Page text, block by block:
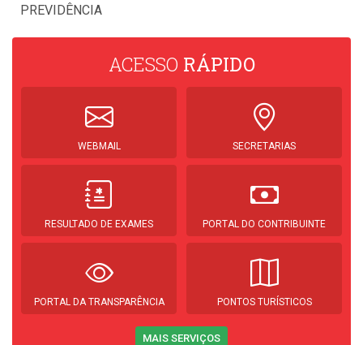
PREVIDÊNCIA
ACESSO RÁPIDO
WEBMAIL SECRETARIAS
RESULTADO DE EXAMES PORTAL DO CONTRIBUINTE
PORTAL DA TRANSPARÊNCIA PONTOS TURÍSTICOS
MAIS SERVIÇOS